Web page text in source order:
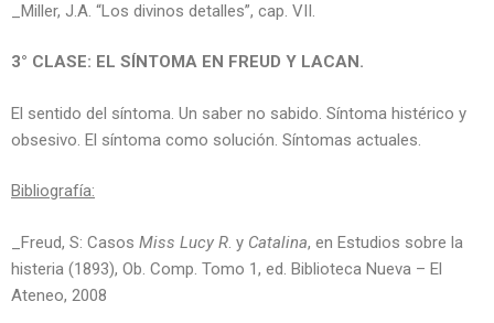
_Miller, J.A. “Los divinos detalles”, cap. VII.
3° CLASE: EL SÍNTOMA EN FREUD Y LACAN.
El sentido del síntoma. Un saber no sabido. Síntoma histérico y
obsesivo. El síntoma como solución. Síntomas actuales.
Bibliografía:
_Freud, S: Casos Miss Lucy R. y Catalina, en Estudios sobre la
histeria (1893), Ob. Comp. Tomo 1, ed. Biblioteca Nueva – El
Ateneo, 2008